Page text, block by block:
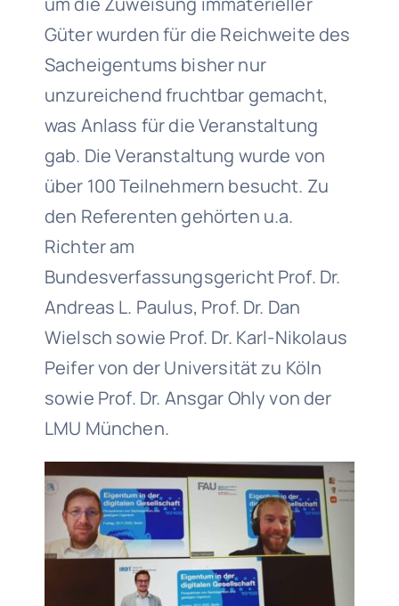
Güter wurden für die Reichweite des
Sacheigentums bisher nur
unzureichend fruchtbar gemacht,
was Anlass für die Veranstaltung
gab. Die Veranstaltung wurde von
über 100 Teilnehmern besucht. Zu
den Referenten gehörten u.a.
Richter am
Bundesverfassungsgericht Prof. Dr.
Andreas L. Paulus, Prof. Dr. Dan
Wielsch sowie Prof. Dr. Karl-Nikolaus
Peifer von der Universität zu Köln
sowie Prof. Dr. Ansgar Ohly von der
LMU München.